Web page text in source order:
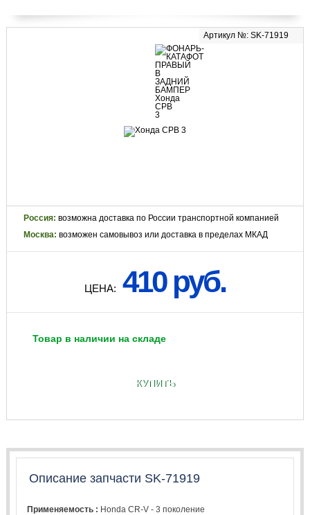
Артикул №: SK-71919
Россия: возможна доставка по России транспортной компанией
Москва: возможен самовывоз или доставка в пределах МКАД
ЦЕНА: 410 руб.
Товар в наличии на складе
КУПИТЬ
Описание запчасти SK-71919
Применяемость : Honda CR-V - 3 поколение